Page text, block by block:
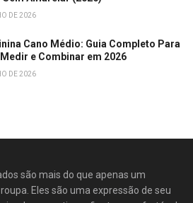
DE 2026
Cano Médio: Guia Completo Para
e Combinar em 2026
DE 2026
são mais do que apenas um
Eles são uma expressão de seu